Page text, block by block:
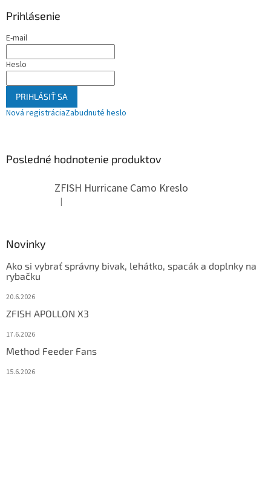
Prihlásenie
E-mail
Heslo
PRIHLÁSIŤ SA
Nová registráciaZabudnuté heslo
Posledné hodnotenie produktov
ZFISH Hurricane Camo Kreslo
Hodnotenie produktu je 5 z 5 hviezdičiek.
|
Novinky
Ako si vybrať správny bivak, lehátko, spacák a doplnky na
rybačku
20.6.2026
ZFISH APOLLON X3
17.6.2026
Method Feeder Fans
15.6.2026